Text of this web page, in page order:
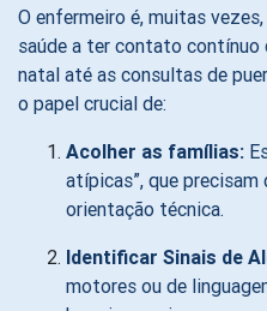
O enfermeiro é, muitas
saúde a ter contato contínuo
natal até as consultas de
o papel crucial de:
Acolher as famílias:
atípicas”, que
orientação técnica.
Identificar Sinais de
motores ou de